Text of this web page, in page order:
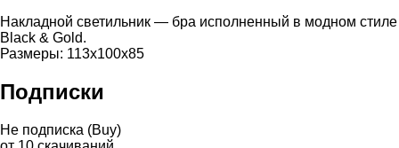
Накладной светильник — бра исполненный в модном стиле
Black & Gold.
Размеры: 113х100х85
Подписки
Не подписка (Buy)